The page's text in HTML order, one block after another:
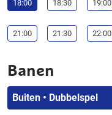
18:00 18:30 19:00
21:00 21:30 22:00
Banen
Buiten • Dubbelspel